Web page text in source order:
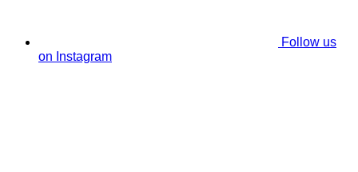
Follow us
on Instagram